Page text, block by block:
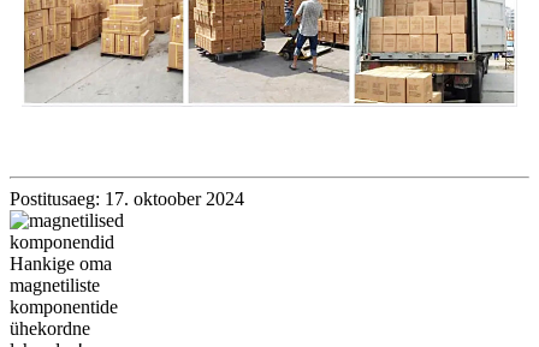
Postitusaeg: 17. oktoober 2024
Hankige oma
magnetiliste
komponentide
ühekordne